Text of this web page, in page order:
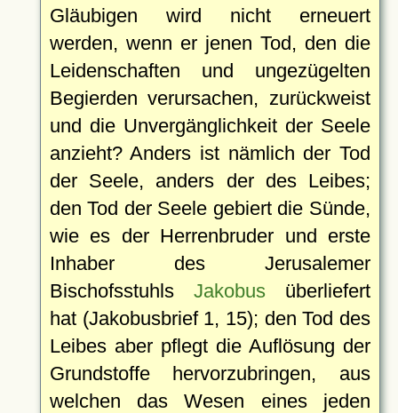
Gläubigen wird nicht erneuert
werden, wenn er jenen Tod, den die
Leidenschaften und ungezügelten
Begierden verursachen, zurückweist
und die Unvergänglichkeit der Seele
anzieht? Anders ist nämlich der Tod
der Seele, anders der des Leibes;
den Tod der Seele gebiert die Sünde,
wie es der Herrenbruder und erste
Inhaber des Jerusalemer
Bischofsstuhls Jakobusüberliefert
hat (Jakobusbrief 1, 15); den Tod des
Leibes aber pflegt die Auflösung der
Grundstoffe hervorzubringen, aus
welchen das Wesen eines jeden